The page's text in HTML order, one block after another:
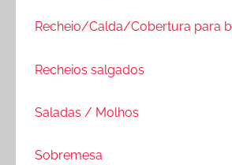
Recheio/Calda/Cobertura para
Recheios salgados
Saladas / Molhos
Sobremesa